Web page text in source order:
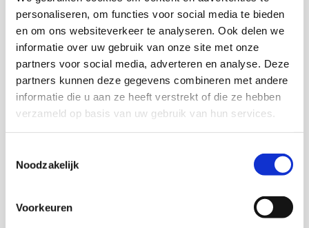
personaliseren, om functies voor social media te bieden
en om ons websiteverkeer te analyseren. Ook delen we
informatie over uw gebruik van onze site met onze
partners voor social media, adverteren en analyse. Deze
partners kunnen deze gegevens combineren met andere
informatie die u aan ze heeft verstrekt of die ze hebben
verzameld op basis van uw gebruik van hun services.
Noodzakelijk
Voorkeuren
en onderdak. Sommige buitenlandse sekswerkers
keerden terug naar hun land van herkomst.
Sommige sekswerkers hebben er voor gekozen om,
ondanks te maatregelen, door te werken.
Sekswerkers die buiten de vergunde sector om
werken bevinden zich veelal in een bijzonder
kwetsbare positie. Dit was ook zo voor de
coronacrisis. Zij beschikken niet over de
salons en clubs genomen worden, zoals een knop
Maar de kwetsbaarheid van deze groep
sekswerkers lijkt tijdens de coronacrisis verder te